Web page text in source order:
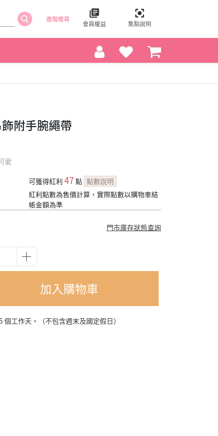
進階搜尋
會員權益 集點說明
附手腕繩帶
愛
可獲得紅利 47點 點數說明
紅利點數為售價計算，實際點數以購物車結
帳金額為準
門市庫存狀態查詢
加入購物車
工作天。（不包含週末及國定假日）